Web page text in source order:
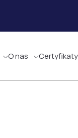
O nas Certyfikaty